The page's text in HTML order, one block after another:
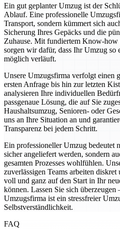
Ein gut geplanter Umzug ist der
Ablauf. Eine professionelle
Transport, sondern kümmert sich
Sicherung Ihres Gepäcks und die
Zuhause. Mit fundiertem Know-
sorgen wir dafür, dass Ihr Umzug
möglich verläuft.
Unsere Umzugsfirma verfolgt einen
ersten Anfrage bis hin zur letzten
analysieren Ihre individuellen
passgenaue Lösung, die auf Sie
Haushaltsumzug, Senioren- oder
uns an Ihre Situation an und
Transparenz bei jedem Schritt.
Ein professioneller Umzug bedeutet
sicher angeliefert werden, sondern
gesamten Prozesses wohlfühlen.
zuverlässigen Teams arbeiten diskret
voll und ganz auf den Start in Ihr
können. Lassen Sie sich überzeugen
Umzugsfirma ist ein stressfreier
Selbstverständlichkeit.
FAQ